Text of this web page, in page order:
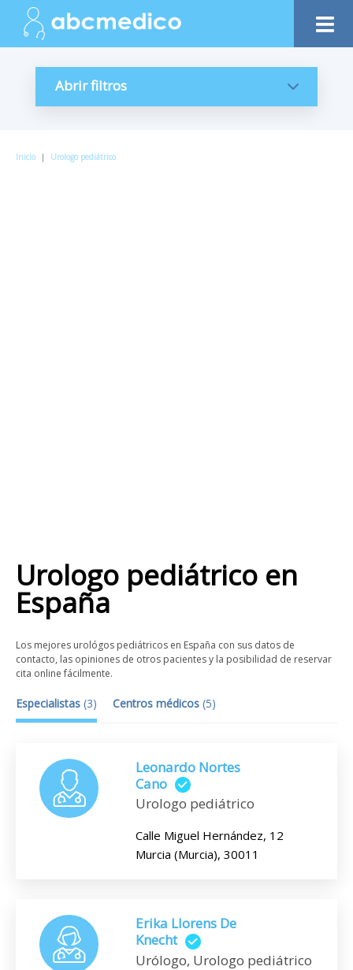
Abrir filtros
Inicio | Urologo pediátrico
Urologo pediátrico en
España
Los mejores urológos pediátricos en España con sus datos de
contacto, las opiniones de otros pacientes y la posibilidad de reservar
cita online fácilmente.
Especialistas (3) Centros médicos (5)
Leonardo Nortes
Cano
Urologo pediátrico
Calle Miguel Hernández, 12
Murcia (Murcia), 30011
Erika Llorens De
Knecht
Urólogo, Urologo pediátrico